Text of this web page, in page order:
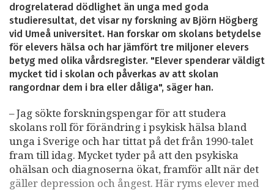
drogrelaterad dödlighet än unga med goda
studieresultat, det visar ny forskning av Björn Högberg
vid Umeå universitet. Han forskar om skolans betydelse
för elevers hälsa och har jämfört tre miljoner elevers
betyg med olika vårdsregister. "Elever spenderar väldigt
mycket tid i skolan och påverkas av att skolan
rangordnar dem i bra eller dåliga", säger han.
– Jag sökte forskningspengar för att studera
skolans roll för förändring i psykisk hälsa bland
unga i Sverige och har tittat på det från 1990-talet
fram till idag. Mycket tyder på att den psykiska
ohälsan och diagnoserna ökat, framför allt när det
gäller depression och ångest. Här ryms elever med